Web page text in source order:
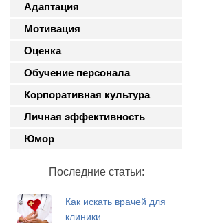
Адаптация
Мотивация
Оценка
Обучение персонала
Корпоративная культура
Личная эффективность
Юмор
Последние статьи:
Как искать врачей для
клиники